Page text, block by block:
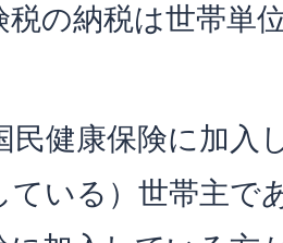
税の納税は世帯単
民健康保険に加入
ている）世帯主で